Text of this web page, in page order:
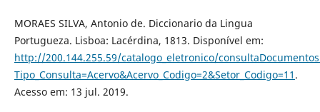
MORAES SILVA, Antonio de. Diccionario da Lingua
Portugueza. Lisboa: Lacérdina, 1813. Disponível em:
http://200.144.255.59/catalogo_eletronico/
Tipo_Consulta=Acervo&Acervo_Codigo=2&Setor_Codigo=11 .
Acesso em: 13 jul. 2019.